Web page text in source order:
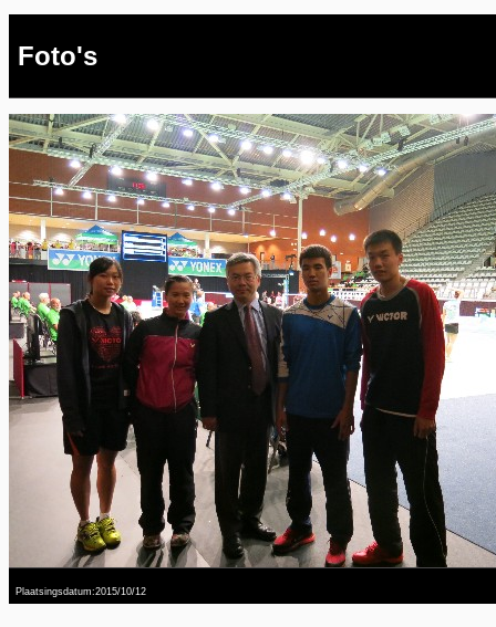
Foto's
Plaatsingsdatum:2015/10/12